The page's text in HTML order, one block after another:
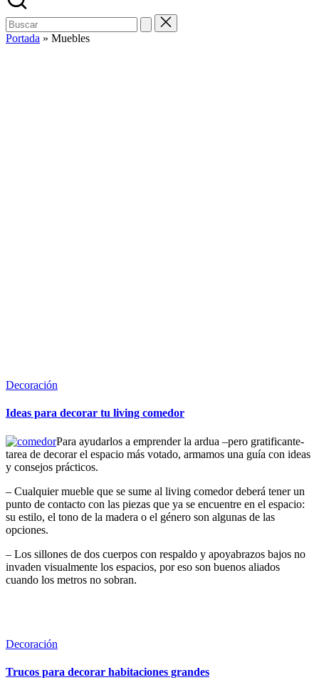
Buscar:
Portada » Muebles
Publicada
Decoración
Ideas para decorar tu living comedor
Para ayudarlos a emprender la ardua –pero gratificante-
tarea de decorar el espacio más votado, armamos una guía con ideas
y consejos prácticos.
– Cualquier mueble que se sume al living comedor deberá tener un
punto de contacto con las piezas que ya se encuentre en el espacio:
su estilo, el tono de la madera o el género son algunas de las
opciones.
– Los sillones de dos cuerpos con respaldo y apoyabrazos bajos no
invaden visualmente los espacios, por eso son buenos aliados
cuando los metros no sobran.
Publicada
Decoración
Trucos para decorar habitaciones grandes